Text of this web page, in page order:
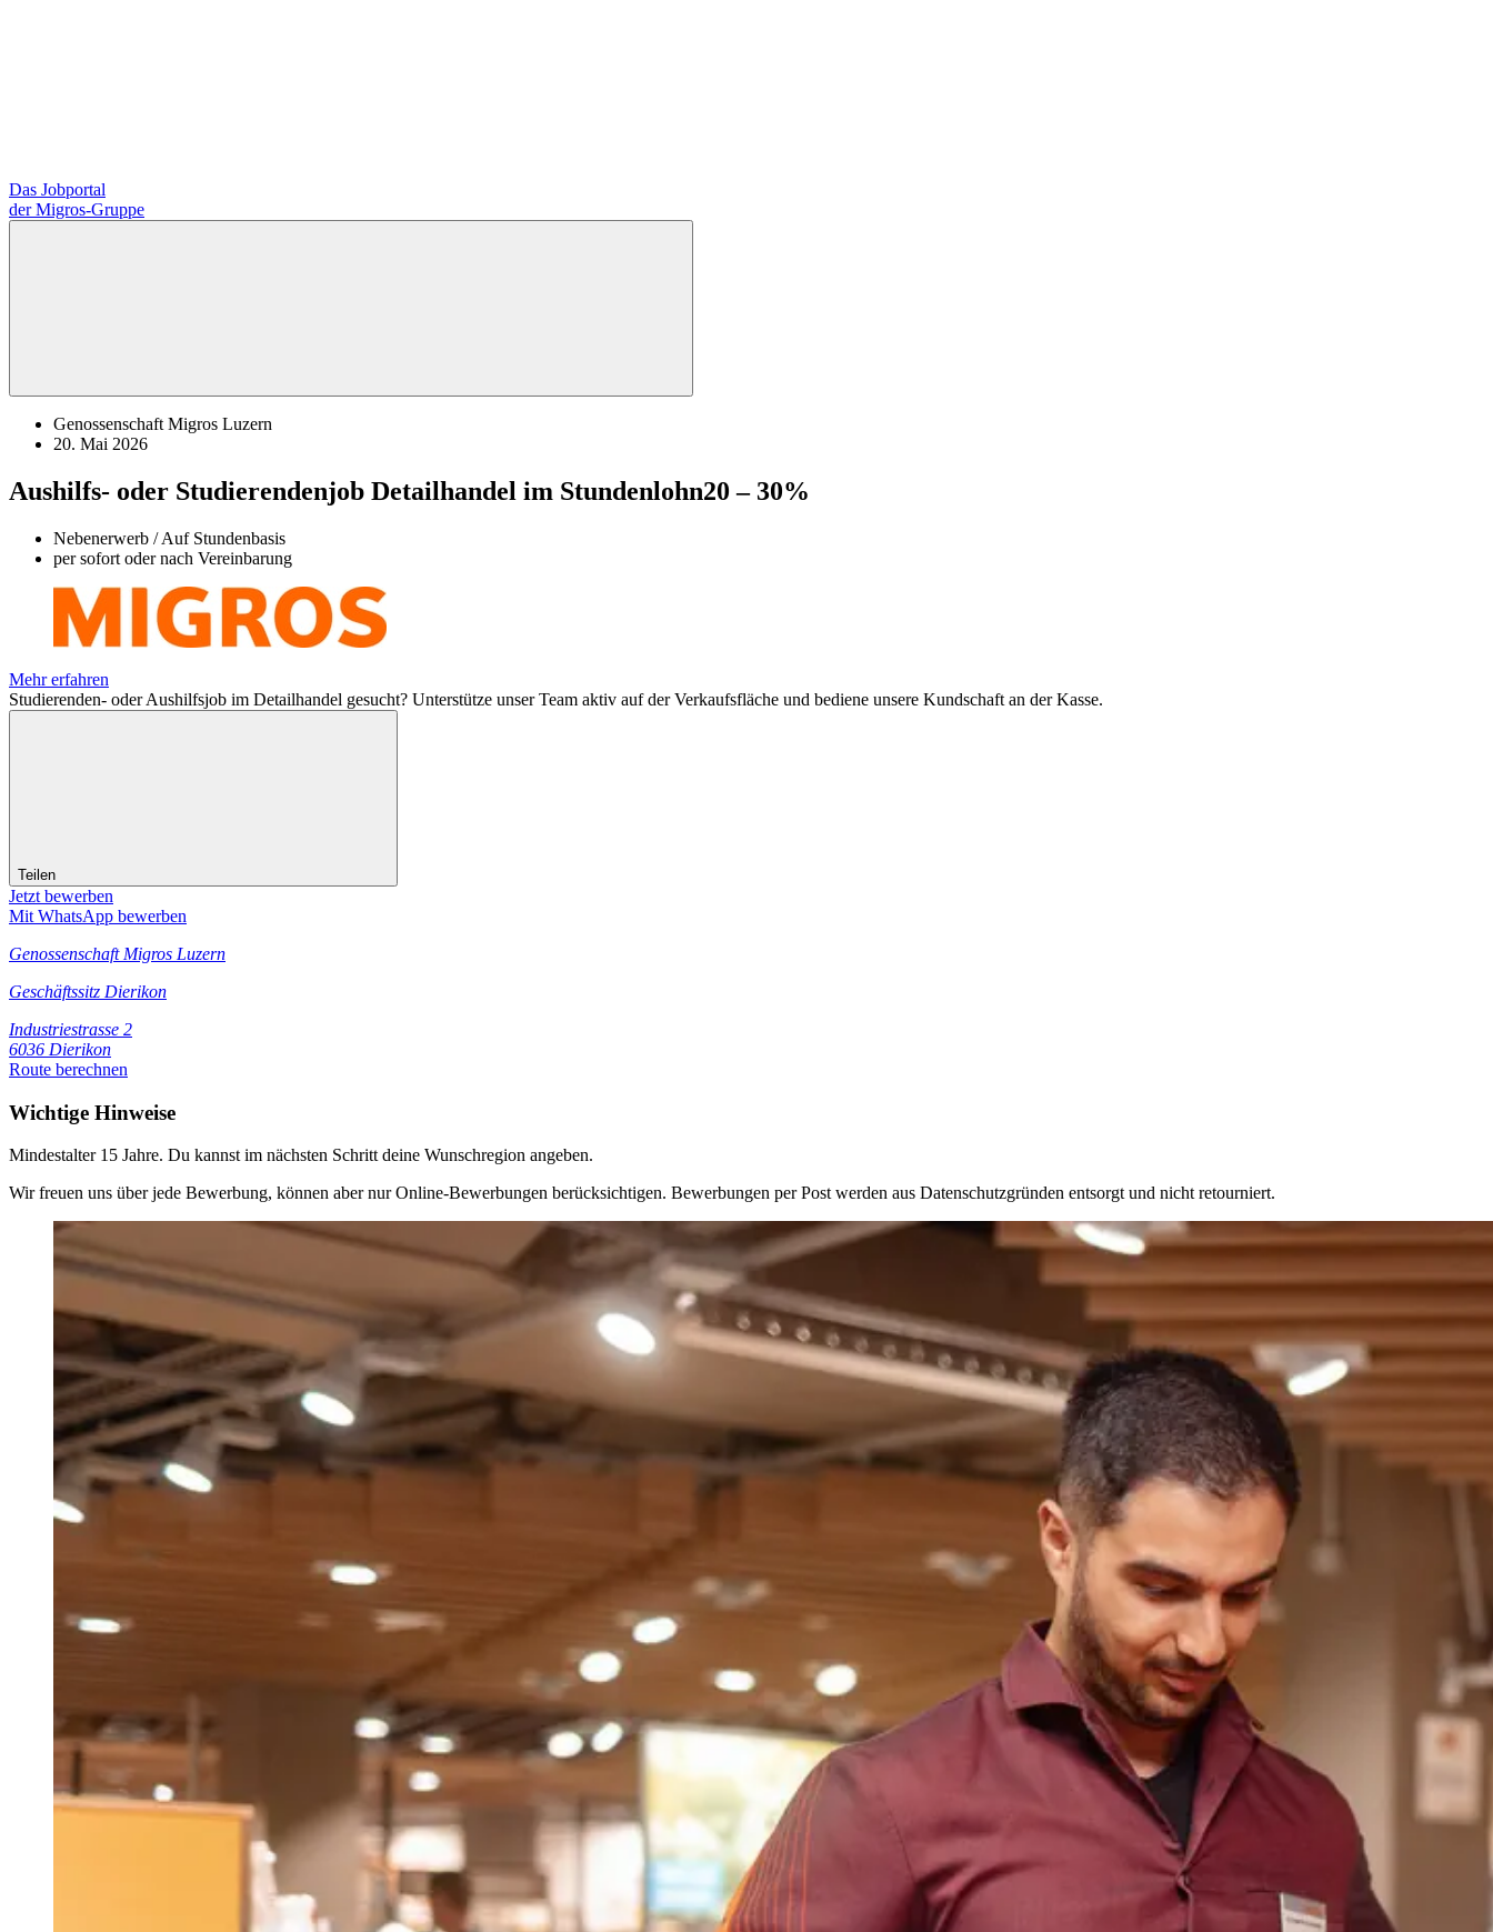
Das Jobportal
der Migros-Gruppe
Genossenschaft Migros Luzern
20. Mai 2026
Aushilfs- oder Studierendenjob Detailhandel im Stundenlohn20 – 30%
Nebenerwerb / Auf Stundenbasis
per sofort oder nach Vereinbarung
Mehr erfahren
Studierenden- oder Aushilfsjob im Detailhandel gesucht? Unterstütze unser Team aktiv auf der Verkaufsfläche und bediene unsere Kundschaft an der Kasse.
Teilen
Jetzt bewerben
Mit WhatsApp bewerben
Genossenschaft Migros Luzern
Geschäftssitz Dierikon
Industriestrasse 2
6036 Dierikon
Route berechnen
Wichtige Hinweise
Mindestalter 15 Jahre. Du kannst im nächsten Schritt deine Wunschregion angeben.
Wir freuen uns über jede Bewerbung, können aber nur Online-Bewerbungen berücksichtigen. Bewerbungen per Post werden aus Datenschutzgründen entsorgt und nicht retourniert.